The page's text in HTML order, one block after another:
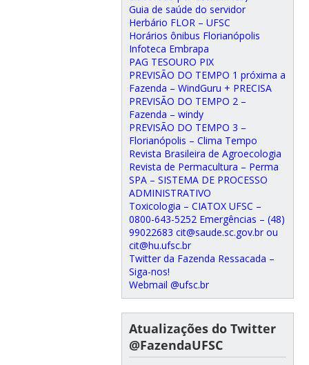
Guia de saúde do servidor
Herbário FLOR – UFSC
Horários ônibus Florianópolis
Infoteca Embrapa
PAG TESOURO PIX
PREVISÃO DO TEMPO 1 próxima a
Fazenda – WindGuru + PRECISA
PREVISÃO DO TEMPO 2 –
Fazenda – windy
PREVISÃO DO TEMPO 3 –
Florianópolis – Clima Tempo
Revista Brasileira de Agroecologia
Revista de Permacultura – Perma
SPA – SISTEMA DE PROCESSO
ADMINISTRATIVO
Toxicologia – CIATOX UFSC –
0800-643-5252 Emergências – (48)
99022683 cit@saude.sc.gov.br ou
cit@hu.ufsc.br
Twitter da Fazenda Ressacada –
Siga-nos!
Webmail @ufsc.br
Atualizações do Twitter
@FazendaUFSC